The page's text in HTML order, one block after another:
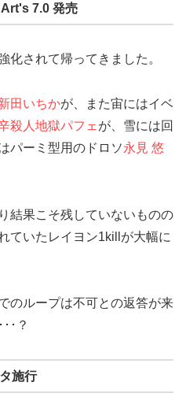
7.0 発売
化されて帰ってきました。
田いちかが、また宙にはイベ
殺人地獄パフェ が、雪には回
パーミ型用のドロソ永見 悠
結果こそ残していないものの
ていたレイヨン1killが大幅に
のループは不可との返答が来
･？
施行